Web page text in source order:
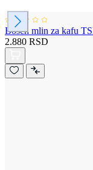
Bosch mlin za kafu
2.880 RSD